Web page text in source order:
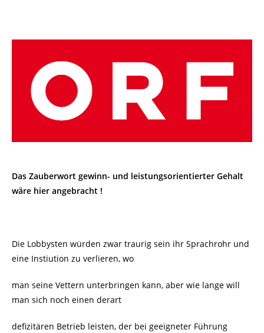
Das Zauberwort gewinn- und leistungsorientierter Gehalt
wäre hier angebracht !
Die Lobbysten würden zwar traurig sein ihr Sprachrohr und
eine Instiution zu verlieren, wo
man seine Vettern unterbringen kann, aber wie lange will
man sich noch einen derart
defizitären Betrieb leisten, der bei geeigneter Führung